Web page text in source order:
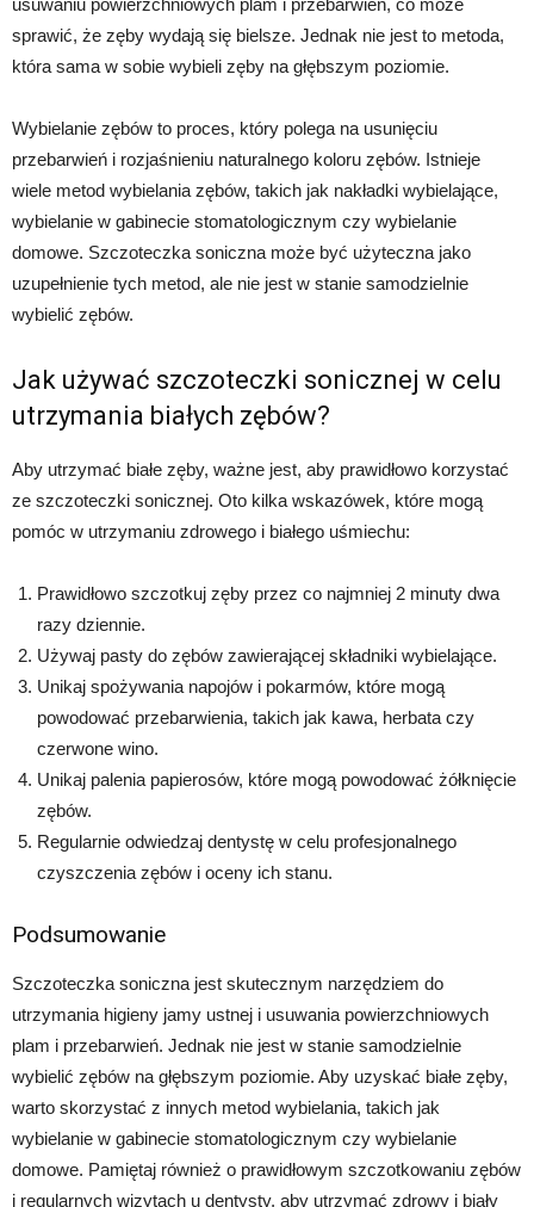
usuwaniu powierzchniowych plam i przebarwień, co może
sprawić, że zęby wydają się bielsze. Jednak nie jest to metoda,
która sama w sobie wybieli zęby na głębszym poziomie.
Wybielanie zębów to proces, który polega na usunięciu
przebarwień i rozjaśnieniu naturalnego koloru zębów. Istnieje
wiele metod wybielania zębów, takich jak nakładki wybielające,
wybielanie w gabinecie stomatologicznym czy wybielanie
domowe. Szczoteczka soniczna może być użyteczna jako
uzupełnienie tych metod, ale nie jest w stanie samodzielnie
wybielić zębów.
Jak używać szczoteczki sonicznej w celu
utrzymania białych zębów?
Aby utrzymać białe zęby, ważne jest, aby prawidłowo korzystać
ze szczoteczki sonicznej. Oto kilka wskazówek, które mogą
pomóc w utrzymaniu zdrowego i białego uśmiechu:
Prawidłowo szczotkuj zęby przez co najmniej 2 minuty dwa
razy dziennie.
Używaj pasty do zębów zawierającej składniki wybielające.
Unikaj spożywania napojów i pokarmów, które mogą
powodować przebarwienia, takich jak kawa, herbata czy
czerwone wino.
Unikaj palenia papierosów, które mogą powodować żółknięcie
zębów.
Regularnie odwiedzaj dentystę w celu profesjonalnego
czyszczenia zębów i oceny ich stanu.
Podsumowanie
Szczoteczka soniczna jest skutecznym narzędziem do
utrzymania higieny jamy ustnej i usuwania powierzchniowych
plam i przebarwień. Jednak nie jest w stanie samodzielnie
wybielić zębów na głębszym poziomie. Aby uzyskać białe zęby,
warto skorzystać z innych metod wybielania, takich jak
wybielanie w gabinecie stomatologicznym czy wybielanie
domowe. Pamiętaj również o prawidłowym szczotkowaniu zębów
i regularnych wizytach u dentysty, aby utrzymać zdrowy i biały